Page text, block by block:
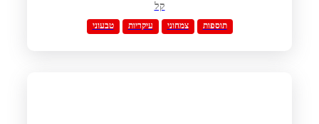
קל
טבעוני עיקריות צמחוני תוספות